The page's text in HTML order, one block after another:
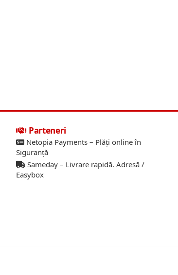
Parteneri
Netopia Payments – Plăți online în
Siguranță
Sameday – Livrare rapidă. Adresă /
Easybox